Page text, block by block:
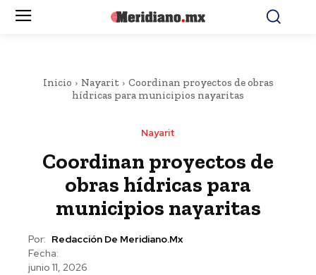
Inicio Nayarit
Coordinan proyectos de obras
hídricas para municipios nayaritas
Nayarit
Coordinan proyectos de
obras hídricas para
municipios nayaritas
Por: Redacción De Meridiano.mx
Fecha:
junio 11, 2026